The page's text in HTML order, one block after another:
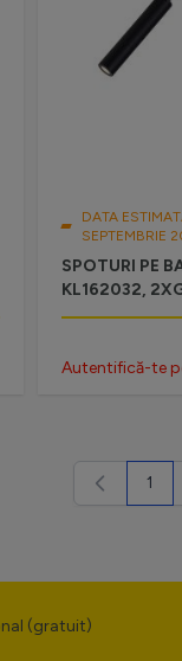
DATA
SEPTEMBRIE
SPOTURI PE
KL162032,
Autentifică-te
în
1
(gratuit)